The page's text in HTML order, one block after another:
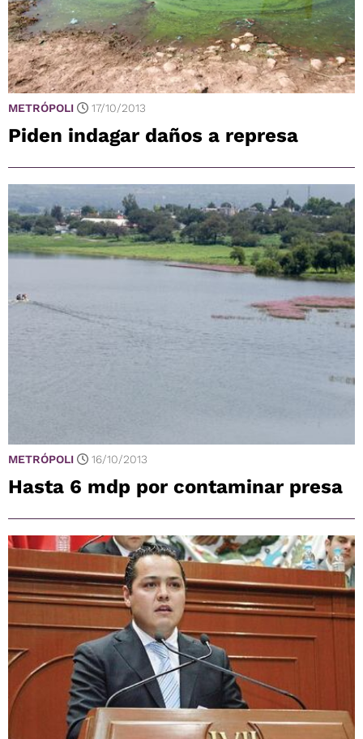
METRÓPOLI 17/10/2013
Piden indagar daños a represa
METRÓPOLI 16/10/2013
Hasta 6 mdp por contaminar presa